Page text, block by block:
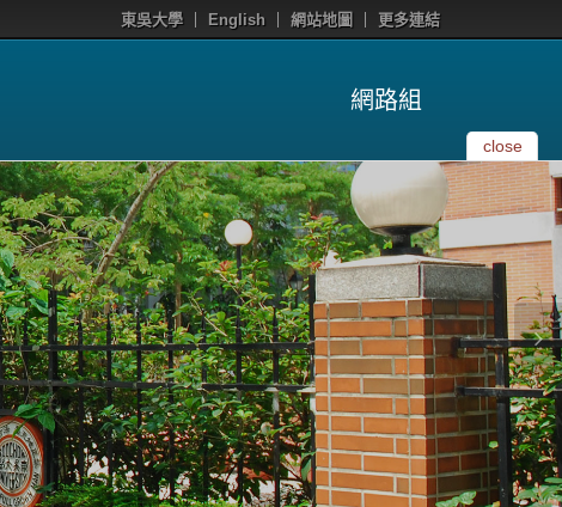
東吳大學 English 網站地圖 更多連結
網路組
close